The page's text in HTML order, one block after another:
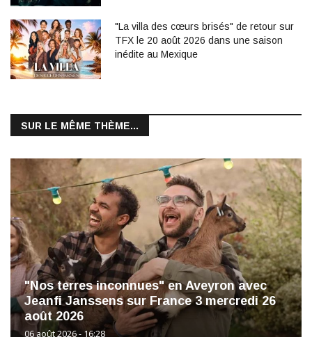
"La villa des cœurs brisés" de retour sur
TFX le 20 août 2026 dans une saison
inédite au Mexique
SUR LE MÊME THÈME...
"Nos terres inconnues" en Aveyron avec
Jeanfi Janssens sur France 3 mercredi 26
août 2026
06 août 2026 - 16:28